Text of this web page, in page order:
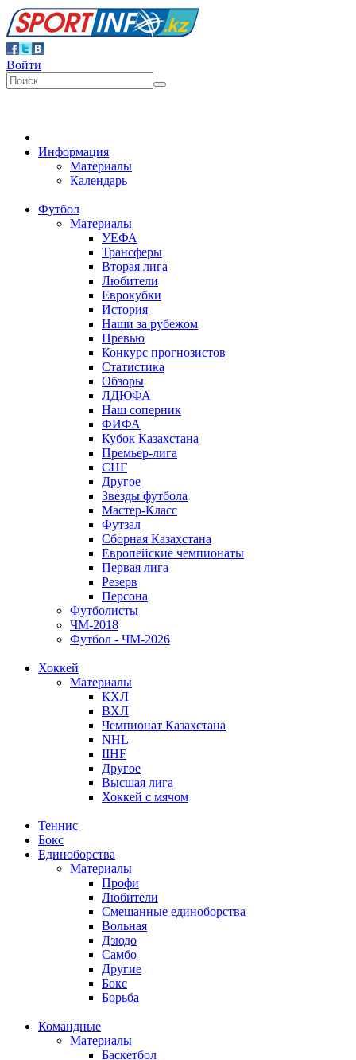
Войти
Информация
Материалы
Календарь
Футбол
Материалы
УЕФА
Трансферы
Вторая лига
Любители
Еврокубки
История
Наши за рубежом
Превью
Конкурс прогнозистов
Статистика
Обзоры
ЛДЮФА
Наш соперник
ФИФА
Кубок Казахстана
Премьер-лига
СНГ
Другое
Звезды футбола
Мастер-Класс
Футзал
Сборная Казахстана
Европейские чемпионаты
Первая лига
Резерв
Персона
Футболисты
ЧМ-2018
Футбол - ЧМ-2026
Хоккей
Материалы
КХЛ
ВХЛ
Чемпионат Казахстана
NHL
IIHF
Другое
Высшая лига
Хоккей с мячом
Теннис
Бокс
Единоборства
Материалы
Профи
Любители
Смешанные единоборства
Вольная
Дзюдо
Самбо
Другие
Бокс
Борьба
Командные
Материалы
Баскетбол